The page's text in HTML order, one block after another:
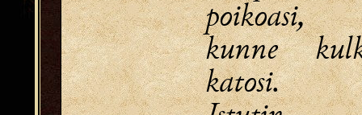
poikoasi,
kunne
katosi.